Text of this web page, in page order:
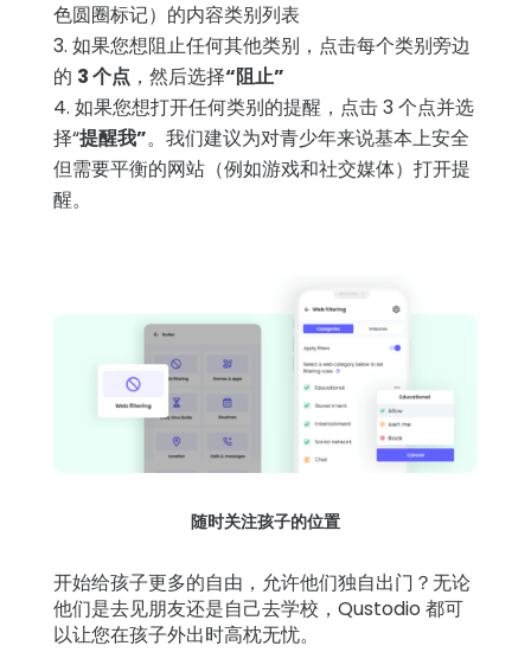
色圆圈标记）的内容类别列表
如果您想阻止任何其他类别，点击每个类别旁边
的 3 个点，然后选择“阻止”
如果您想打开任何类别的提醒，点击 3 个点并选
择“提醒我”。我们建议为对青少年来说基本上安全
但需要平衡的网站（例如游戏和社交媒体）打开提
醒。
随时关注孩子的位置
开始给孩子更多的自由，允许他们独自出门？无论
他们是去见朋友还是自己去学校，Qustodio 都可
以让您在孩子外出时高枕无忧。